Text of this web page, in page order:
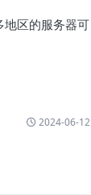
地区的服务器可
2024-06-12